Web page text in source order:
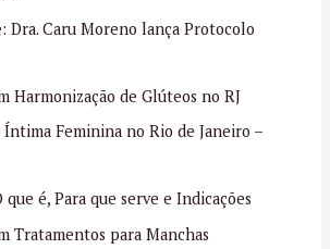
Dra. Caru Moreno lança Protocolo
Harmonização de Glúteos no RJ
Íntima Feminina no Rio de Janeiro –
que é, Para que serve e Indicações
Tratamentos para Manchas